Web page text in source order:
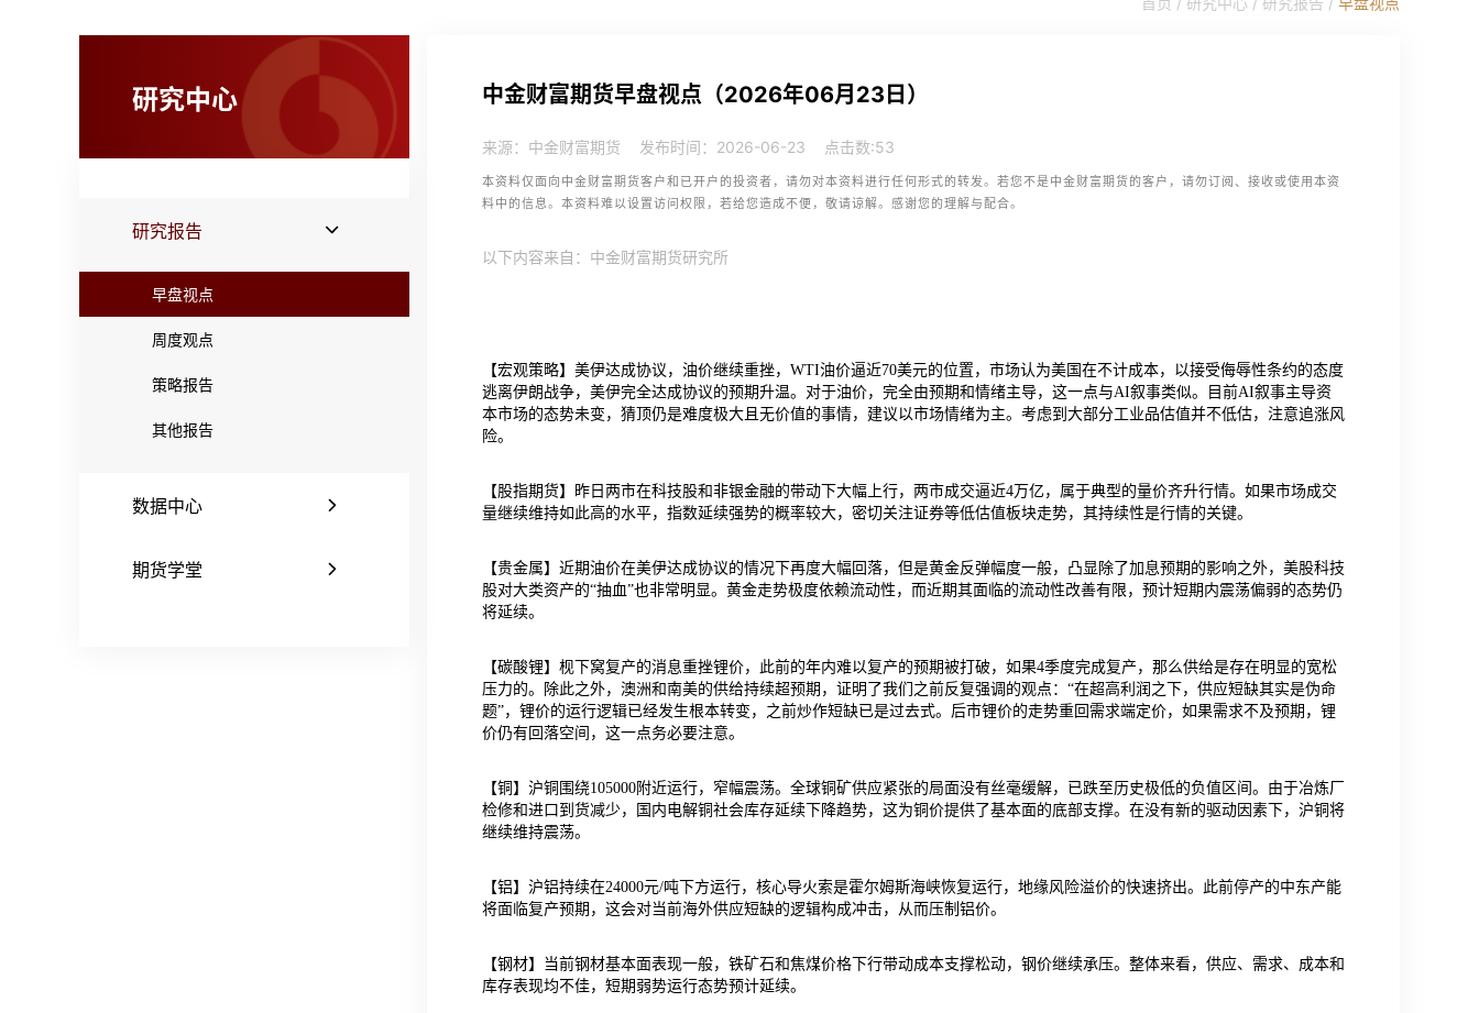
研究中心
研究报告
早盘视点
周度观点
策略报告
其他报告
数据中心
期货学堂
中金财富期货早盘视点（2026年06月23日）
来源：中金财富期货 发布时间：2026-06-23 点击数:53
本资料仅面向中金财富期货客户和已开户的投资者，请勿对本资料进行任何形式的转发。若您不是中金财富期货的客户，请勿订阅、接收或使用本资
料中的信息。本资料难以设置访问权限，若给您造成不便，敬请谅解。感谢您的理解与配合。
以下内容来自：中金财富期货研究所
【宏观策略】美伊达成协议，油价继续重挫，WTI油价逼近70美元的位置，市场认为美国在不计成本，以接受侮辱性条约的态度
逃离伊朗战争，美伊完全达成协议的预期升温。对于油价，完全由预期和情绪主导，这一点与AI叙事类似。目前AI叙事主导资
本市场的态势未变，猜顶仍是难度极大且无价值的事情，建议以市场情绪为主。考虑到大部分工业品估值并不低估，注意追涨风
险。
【股指期货】昨日两市在科技股和非银金融的带动下大幅上行，两市成交逼近4万亿，属于典型的量价齐升行情。如果市场成交
量继续维持如此高的水平，指数延续强势的概率较大，密切关注证券等低估值板块走势，其持续性是行情的关键。
【贵金属】近期油价在美伊达成协议的情况下再度大幅回落，但是黄金反弹幅度一般，凸显除了加息预期的影响之外，美股科技
股对大类资产的“抽血”也非常明显。黄金走势极度依赖流动性，而近期其面临的流动性改善有限，预计短期内震荡偏弱的态势仍
将延续。
【碳酸锂】枧下窝复产的消息重挫锂价，此前的年内难以复产的预期被打破，如果4季度完成复产，那么供给是存在明显的宽松
压力的。除此之外，澳洲和南美的供给持续超预期，证明了我们之前反复强调的观点：“在超高利润之下，供应短缺其实是伪命
题”，锂价的运行逻辑已经发生根本转变，之前炒作短缺已是过去式。后市锂价的走势重回需求端定价，如果需求不及预期，锂
价仍有回落空间，这一点务必要注意。
【铜】沪铜围绕105000附近运行，窄幅震荡。全球铜矿供应紧张的局面没有丝毫缓解，已跌至历史极低的负值区间。由于冶炼厂
检修和进口到货减少，国内电解铜社会库存延续下降趋势，这为铜价提供了基本面的底部支撑。在没有新的驱动因素下，沪铜将
继续维持震荡。
【铝】沪铝持续在24000元/吨下方运行，核心导火索是霍尔姆斯海峡恢复运行，地缘风险溢价的快速挤出。此前停产的中东产能
将面临复产预期，这会对当前海外供应短缺的逻辑构成冲击，从而压制铝价。
【钢材】当前钢材基本面表现一般，铁矿石和焦煤价格下行带动成本支撑松动，钢价继续承压。整体来看，供应、需求、成本和
库存表现均不佳，短期弱势运行态势预计延续。